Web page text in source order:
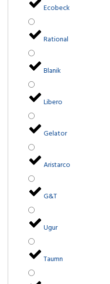
Ecobeck
Rational
Blanik
Libero
Gelator
Aristarco
G&T
Ugur
Taumn